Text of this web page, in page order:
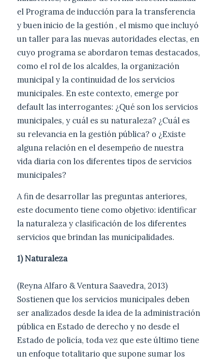
el Programa de inducción para la transferencia
y buen inicio de la gestión , el mismo que incluyó
un taller para las nuevas autoridades electas, en
cuyo programa se abordaron temas destacados,
como el rol de los alcaldes, la organización
municipal y la continuidad de los servicios
municipales. En este contexto, emerge por
default las interrogantes: ¿Qué son los servicios
municipales, y cuál es su naturaleza? ¿Cuál es
su relevancia en la gestión pública? o ¿Existe
alguna relación en el desempeño de nuestra
vida diaria con los diferentes tipos de servicios
municipales?
A fin de desarrollar las preguntas anteriores,
este documento tiene como objetivo: identificar
la naturaleza y clasificación de los diferentes
servicios que brindan las municipalidades.
1) Naturaleza
(Reyna Alfaro & Ventura Saavedra, 2013)
Sostienen que los servicios municipales deben
ser analizados desde la idea de la administración
pública en Estado de derecho y no desde el
Estado de policía, toda vez que este último tiene
un enfoque totalitario que supone sumar los